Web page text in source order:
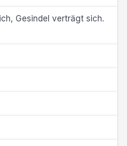
Gesindel verträgt sich.